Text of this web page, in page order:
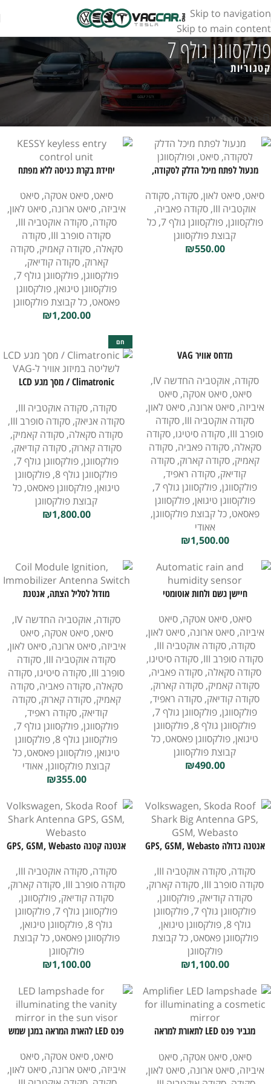
Skip to navigation
Skip to main content
פולקסווגן גולף 7
קטגוריות
עמוד הבית חנות פולקסווגן
פולקסווגן גולף 7
הצג סרגל צד
מנעול לפתח מיכל הדלק לסקודה,
סיאט, סיאט לאון, סקודה, סקודה
אוקטביה III
, סקודה פאביה,
פולקסווגן, פולקסווגן גולף 7 , כל
קבוצת פולקסווגן
₪550.00
יחידת בקרת כניסה ללא מפתח
סיאט, סיאט אטקה, סיאט
איביזה, סיאט ארונה, סיאט לאון,
סקודה, סקודה אוקטביה III
,
סקודה סופרב III
, סקודה
סקאלה, סקודה קאמיק, סקודה
קארוק, סקודה קודיאק,
פולקסווגן, פולקסווגן גולף 7
,
פולקסווגן טיגואן, פולקסווגן
פאסאט, כל קבוצת פולקסווגן
₪1,200.00
מדחס אוויר VAG
סקודה, אוקטביה החדשה IV
,
סיאט, סיאט אטקה, סיאט
איביזה, סיאט ארונה, סיאט לאון,
סקודה אוקטביה III
, סקודה
סופרב III
, סקודה סיטיגו, סקודה
סקאלה, סקודה פאביה, סקודה
קאמיק, סקודה קארוק, סקודה
קודיאק, סקודה ראפיד,
פולקסווגן, פולקסווגן גולף 7
,
פולקסווגן טיגואן, פולקסווגן
פאסאט, כל קבוצת פולקסווגן,
אאודי
₪1,500.00
חם
Climatronic / מסך מגע LCD
סקודה, סקודה אוקטביה III
,
סקודה אניאק, סקודה סופרב III
,
סקודה סקאלה, סקודה קאמיק,
סקודה קארוק, סקודה קודיאק,
פולקסווגן, פולקסווגן גולף 7
,
פולקסווגן גולף 8
, פולקסווגן
טיגואן, פולקסווגן פאסאט, כל
קבוצת פולקסווגן
₪1,800.00
חיישן גשם ולחות אוטומטי
סיאט, סיאט אטקה, סיאט
איביזה, סיאט ארונה, סיאט לאון,
סקודה, סקודה אוקטביה III
,
סקודה סופרב III
, סקודה סיטיגו,
סקודה סקאלה, סקודה פאביה,
סקודה קאמיק, סקודה קארוק,
סקודה קודיאק, סקודה ראפיד,
פולקסווגן, פולקסווגן גולף 7
,
פולקסווגן גולף 8
, פולקסווגן
טיגואן, פולקסווגן פאסאט, כל
קבוצת פולקסווגן
₪490.00
מודול לסליל הצתה, אנטנת
סקודה, אוקטביה החדשה IV
,
סיאט, סיאט אטקה, סיאט
איביזה, סיאט ארונה, סיאט לאון,
סקודה אוקטביה III
, סקודה
סופרב III
, סקודה סיטיגו, סקודה
סקאלה, סקודה פאביה, סקודה
קאמיק, סקודה קארוק, סקודה
קודיאק, סקודה ראפיד,
פולקסווגן, פולקסווגן גולף 7
,
פולקסווגן גולף 8
, פולקסווגן
טיגואן, פולקסווגן פאסאט, כל
קבוצת פולקסווגן, אאודי
₪355.00
אנטנה גדולה GPS, GSM, Webasto
פולקסווגן
סקודה, סקודה אוקטביה III
,
סקודה סופרב III
, סקודה קארוק,
סקודה קודיאק, פולקסווגן,
פולקסווגן גולף 7
, פולקסווגן
גולף 8
, פולקסווגן טיגואן,
פולקסווגן פאסאט, כל קבוצת
פולקסווגן
₪1,100.00
אנטנה קטנה GPS, GSM, Webasto
פולקסווגן
סקודה, סקודה אוקטביה III
,
סקודה סופרב III
, סקודה קארוק,
סקודה קודיאק, פולקסווגן,
פולקסווגן גולף 7
, פולקסווגן
גולף 8
, פולקסווגן טיגואן,
פולקסווגן פאסאט, כל קבוצת
פולקסווגן
₪1,100.00
מגביר פנס LED לתאורת למראה
סיאט, סיאט אטקה, סיאט
איביזה, סיאט ארונה, סיאט לאון,
פנס LED להארת המראה במגן שמש
סיאט, סיאט אטקה, סיאט
איביזה, סיאט ארונה, סיאט לאון,